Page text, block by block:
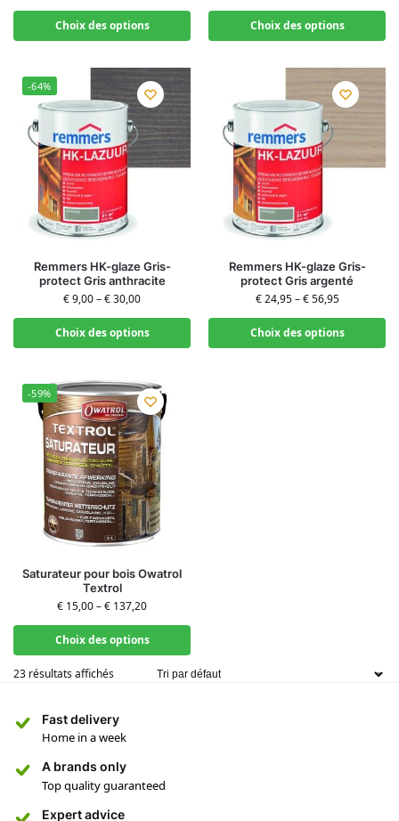
Choix des options Choix des options
-64%
Remmers HK-glaze Gris-
protect Gris anthracite
€9,00–€30,00
Choix des options
Remmers HK-glaze Gris-
protect Gris argenté
€24,95–€56,95
Choix des options
-59%
Saturateur pour bois Owatrol
Textrol
€ 15,00–€ 137,20
Choix des options
23 résultats affichés
Fast delivery
Home in a week
A brands only
Top quality guaranteed
Expert advice